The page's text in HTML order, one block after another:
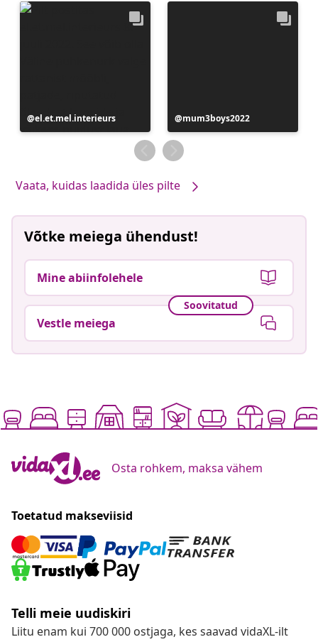
Postitus
avaldatud
el.et.mel.interieurs
Postitus
avaldatud
mum3boys2022
Vaata, kuidas laadida üles pilte
Võtke meiega ühendust!
Mine abiinfolehele
Soovitatud
Vestle meiega
Osta rohkem, maksa vähem
Toetatud makseviisid
Telli meie uudiskiri
Liitu enam kui 700 000 ostjaga, kes saavad vidaXL-ilt